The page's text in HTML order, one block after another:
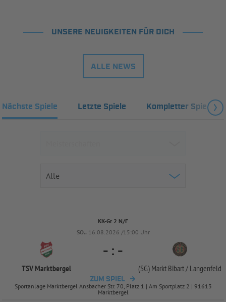
UNSERE NEUIGKEITEN FÜR DICH
ALLE NEWS
Nächste Spiele Letzte Spiele Kompletter Spielplan
KK-Gr 2 N/F
SO.. 16.08.2026 /15:00 Uhr
TSV Marktbergel
- : -
(SG) Markt Bibart /Langenfeld
ZUM SPIEL
Sportanlage Marktbergel Ansbacher Str. 70, Platz 1 | Am Sportplatz 2 | 91613
Marktbergel